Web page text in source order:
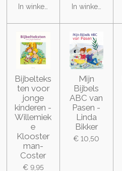
In winkelwagen In winkelwagen
Bijbelteks
ten voor
jonge
kinderen -
Willemiek
e
Klooster
man-
Coster
€ 9,95
Mijn
Bijbels
ABC van
Pasen -
Linda
Bikker
€ 10,50